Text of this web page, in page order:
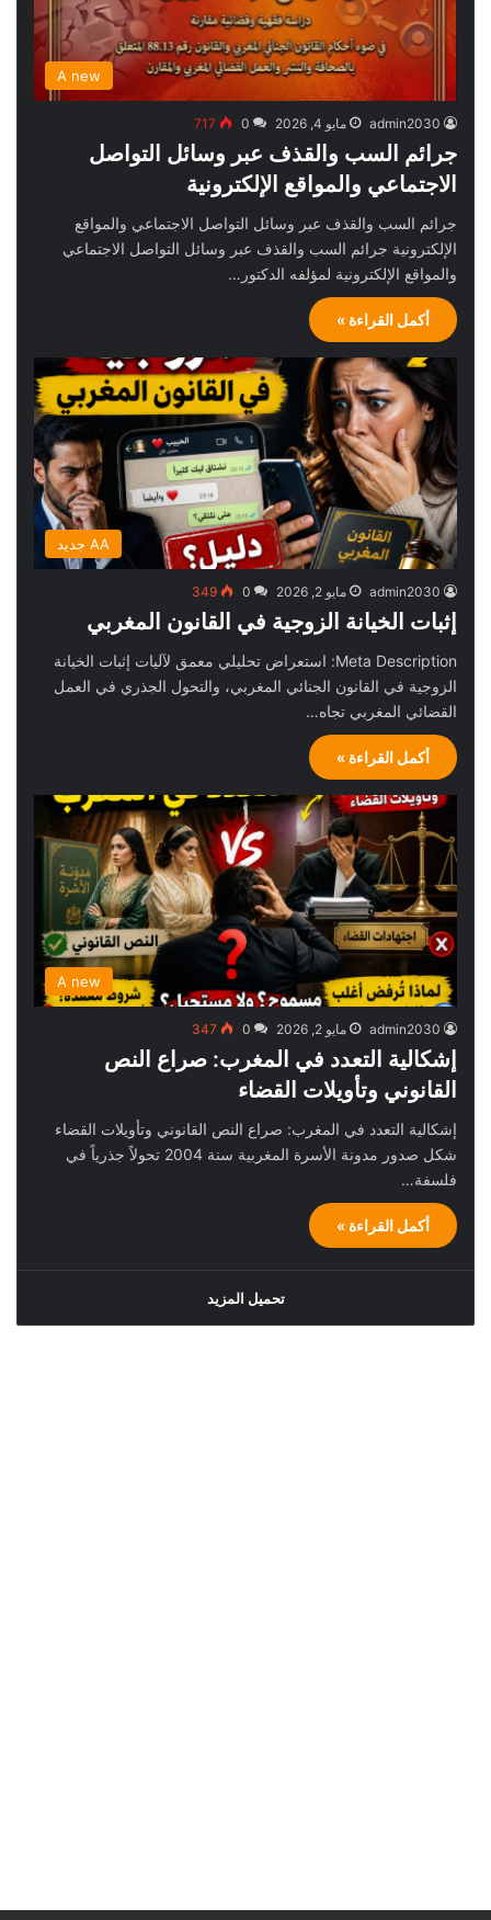
A new
admin2030 مايو 4, 2026 0
717
جرائم السب والقذف عبر وسائل التواصل
الاجتماعي والمواقع الإلكترونية
جرائم السب والقذف عبر وسائل التواصل الاجتماعي والمواقع
الإلكترونية جرائم السب والقذف عبر وسائل التواصل الاجتماعي
والمواقع الإلكترونية لمؤلفه الدكتور…
أكمل القراءة »
AA جديد
admin2030 مايو 2, 2026 0
349
إثبات الخيانة الزوجية في القانون المغربي
Meta Description: استعراض تحليلي معمق لآليات إثبات الخيانة
الزوجية في القانون الجنائي المغربي، والتحول الجذري في العمل
القضائي المغربي تجاه…
أكمل القراءة »
A new
admin2030 مايو 2, 2026 0
347
إشكالية التعدد في المغرب: صراع النص
القانوني وتأويلات القضاء
إشكالية التعدد في المغرب: صراع النص القانوني وتأويلات القضاء
شكل صدور مدونة الأسرة المغربية سنة 2004 تحولاً جذرياً في
فلسفة…
أكمل القراءة »
تحميل المزيد